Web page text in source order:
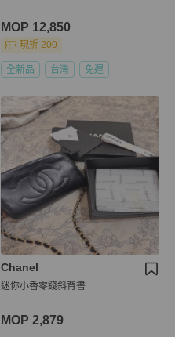
MOP 12,850
現折 200
全新品 台灣 免運
Chanel
迷你小香零錢斜背書
MOP 2,879